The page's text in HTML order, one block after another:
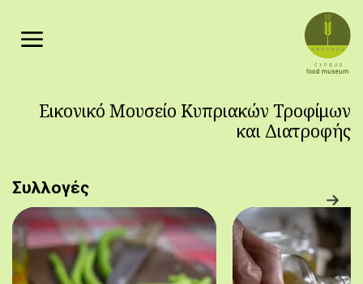
Εικονικό Μουσείο Κυπριακών Τροφίμων
και Διατροφής
Συλλογές